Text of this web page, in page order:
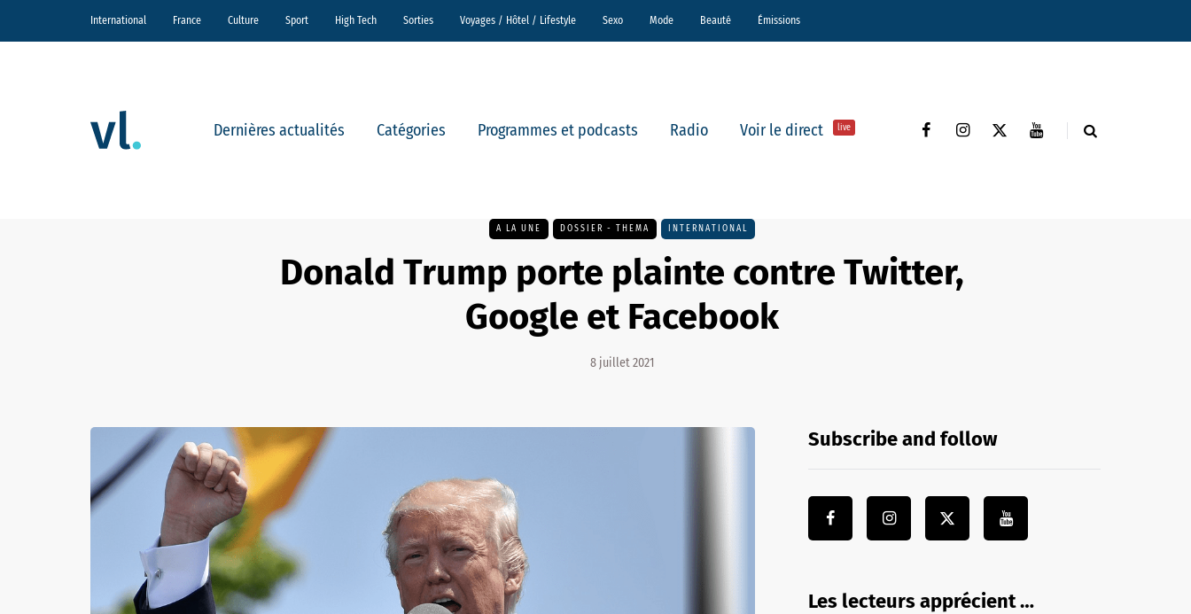
International France Culture Sport High Tech Sorties Voyages / Hôtel / Lifestyle Sexo Mode Beauté Émissions
Dernières actualités Catégories Programmes et podcasts Radio Voir le direct live
A LA UNE DOSSIER - THEMA INTERNATIONAL
Donald Trump porte plainte contre Twitter,
Google et Facebook
8 juillet 2021
Subscribe and follow
Les lecteurs apprécient …